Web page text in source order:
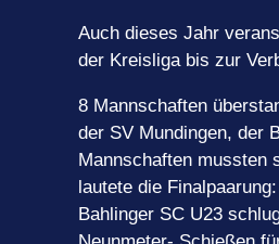
Auch dieses Jahr
der Kreisliga bis zur
8 Mannschaften
der SV Mundingen, der
Mannschaften mussten
lautete die
Bahlinger SC U23